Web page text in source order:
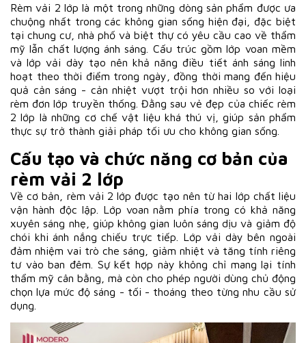
Rèm vải 2 lớp là một trong những dòng sản phẩm được ưa
chuộng nhất trong các không gian sống hiện đại, đặc biệt
tại chung cư, nhà phố và biệt thự có yêu cầu cao về thẩm
mỹ lẫn chất lượng ánh sáng. Cấu trúc gồm lớp voan mềm
và lớp vải dày tạo nên khả năng điều tiết ánh sáng linh
hoạt theo thời điểm trong ngày, đồng thời mang đến hiệu
quả cản sáng - cản nhiệt vượt trội hơn nhiều so với loại
rèm đơn lớp truyền thống. Đằng sau vẻ đẹp của chiếc rèm
2 lớp là những cơ chế vật liệu khá thú vị, giúp sản phẩm
thực sự trở thành giải pháp tối ưu cho không gian sống.
Cấu tạo và chức năng cơ bản của
rèm vải 2 lớp
Về cơ bản, rèm vải 2 lớp được tạo nên từ hai lớp chất liệu
vận hành độc lập. Lớp voan nằm phía trong có khả năng
xuyên sáng nhẹ, giúp không gian luôn sáng dịu và giảm độ
chói khi ánh nắng chiếu trực tiếp. Lớp vải dày bên ngoài
đảm nhiệm vai trò che sáng, giảm nhiệt và tăng tính riêng
tư vào ban đêm. Sự kết hợp này không chỉ mang lại tính
thẩm mỹ cân bằng, mà còn cho phép người dùng chủ động
chọn lựa mức độ sáng - tối - thoáng theo từng nhu cầu sử
dụng.